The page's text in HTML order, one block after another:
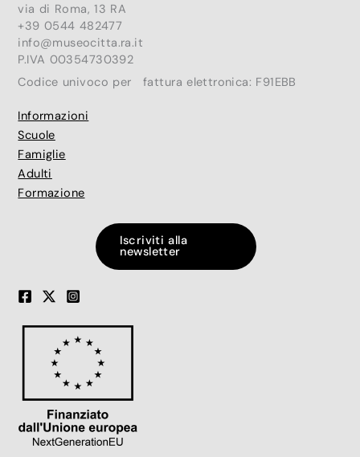
via di Roma, 13 RA
+39 0544 482477
info@museocitta.ra.it
P.IVA 00354730392
Codice univoco per fattura elettronica: F91EBB
Informazioni
Scuole
Famiglie
Adulti
Formazione
Iscriviti alla
newsletter